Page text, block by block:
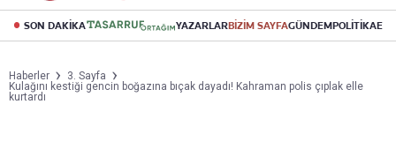
SON DAKİKA YAZARLARBİZİM SAYFAGÜNDEMPOLİTİKA
Haberler
3. Sayfa
Kulağını kestiği gencin boğazına bıçak dayadı! Kahraman polis çıplak elle
kurtardı